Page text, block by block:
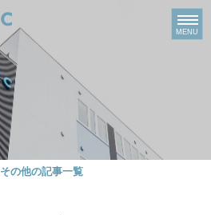
その他の記事一覧